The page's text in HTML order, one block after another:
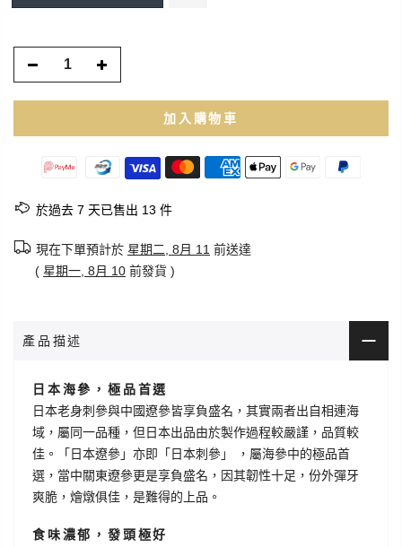
加入購物車
於過去 7 天已售出 13 件
現在下單預計於 星期二, 8月 11 前送達
( 星期一, 8月 10 前發貨 )
產品描述
日本海參，極品首選
日本老身刺參與中國遼參皆享負盛名，其實兩者出自相連海
域，屬同一品種，但日本出品由於製作過程較嚴謹，品質較
佳。「日本遼參」亦即「日本刺參」 ，屬海參中的極品首
選，當中關東遼參更是享負盛名，因其韌性十足，份外彈牙
爽脆，燴燉俱佳，是難得的上品。
食味濃郁，發頭極好